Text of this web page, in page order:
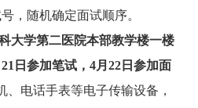
，随机确定面试顺序。
大学第二医院本部教学楼一楼
日参加笔试，4月22日参加面
、电话手表等电子传输设备，